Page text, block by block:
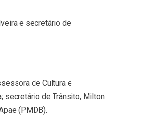
e secretário de
de Cultura e
secretário de Trânsito, Milton
(PMDB).